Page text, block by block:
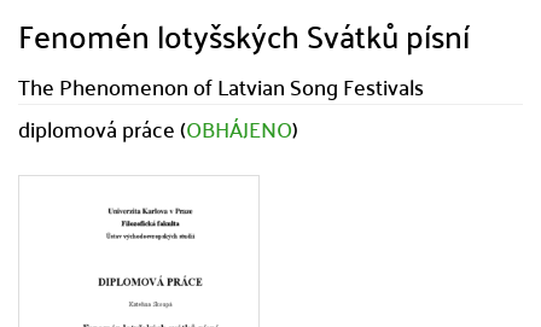
Fenomén lotyšských Svátků písní
The Phenomenon of Latvian Song Festivals
diplomová práce (OBHÁJENO)